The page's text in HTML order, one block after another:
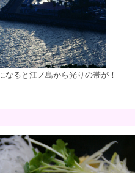
ると江ノ島から光りの帯が！